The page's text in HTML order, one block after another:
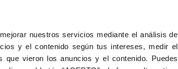
nuestros servicios mediante el análisis de
y el contenido según tus intereses, medir el
que vieron los anuncios y el contenido. Puedes